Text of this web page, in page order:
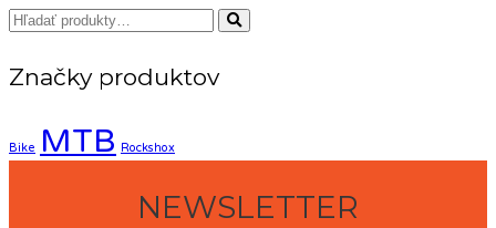
Značky produktov
Bike MTB Rockshox
NEWSLETTER